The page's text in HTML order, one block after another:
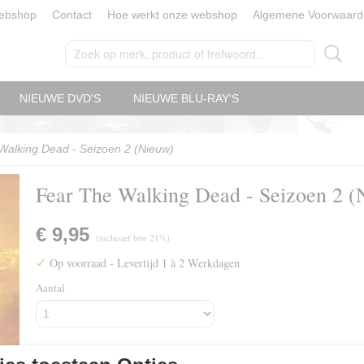
Contact Hoe werkt onze webshop Algemene
NIEUWE DVD'S NIEUWE BLU-RAY'S
Dead - Seizoen 2 (Nieuw)
Fear The Walking Dead - Seizoen 2
€ 9,95 (inclusief btw 21%)
✓ Op voorraad - Levertijd 1 à 2 Werkdagen
Aantal